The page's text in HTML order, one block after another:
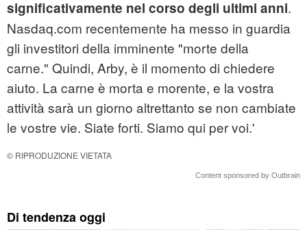
significativamente nel corso degli ultimi anni.
Nasdaq.com recentemente ha messo in guardia
gli investitori della imminente "morte della
carne." Quindi, Arby, è il momento di chiedere
aiuto. La carne è morta e morente, e la vostra
attività sarà un giorno altrettanto se non cambiate
le vostre vie. Siate forti. Siamo qui per voi.'
© RIPRODUZIONE VIETATA
Content sponsored by Outbrain
Di tendenza oggi